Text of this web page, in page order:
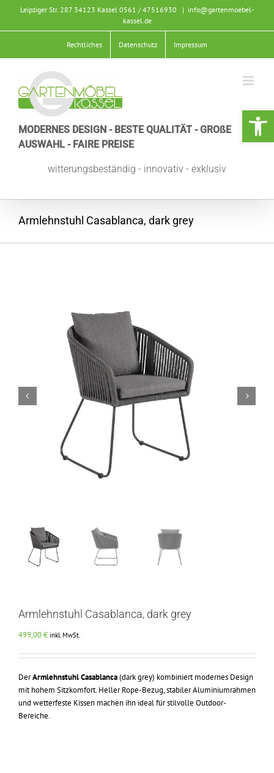
springen
Leipziger Str. 287 34123 Kassel 0561 / 47516930 | info@gartenmoebel-
kassel.de
Rechtliches Datenschutz Impressum
MODERNES DESIGN - BESTE QUALITÄT - GROßE
AUSWAHL - FAIRE PREISE
witterungsbeständig - innovativ - exklusiv
Armlehnstuhl Casablanca, dark grey
Armlehnstuhl Casablanca, dark grey
499,00€ inkl. MwSt.
DerArmlehnstuhl Casablanca(dark grey) kombiniert modernes Design
mit hohem Sitzkomfort. Heller Rope-Bezug, stabiler Aluminiumrahmen
und wetterfeste Kissen machen ihn ideal für stilvolle Outdoor-
Bereiche.